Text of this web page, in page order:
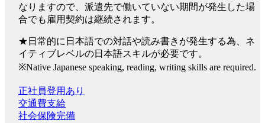
なりますので、派遣先で働いていない期間が発生した場
合でも雇用契約は継続されます。
★日常的に日本語での対話や読み書きが発生する為、ネ
イティブレベルの日本語スキルが必要です。
※Native Japanese speaking, reading, writing skills are required.
正社員登用あり
交通費支給
社会保険完備